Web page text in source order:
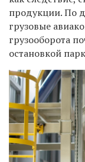
продукции. По
грузовые
грузооборота
остановкой